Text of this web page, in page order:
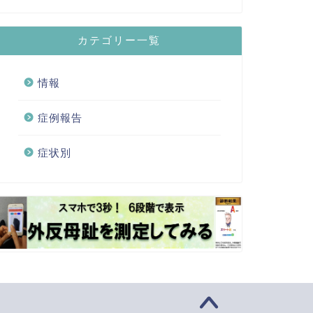
カテゴリー一覧
情報
症例報告
症状別